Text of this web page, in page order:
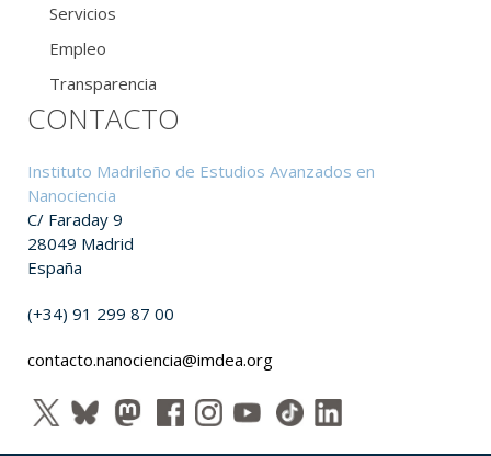
Servicios
Empleo
Transparencia
CONTACTO
Instituto Madrileño de Estudios Avanzados en
Nanociencia
C/ Faraday 9
28049 Madrid
España
(+34) 91 299 87 00
contacto.nanociencia@imdea.org